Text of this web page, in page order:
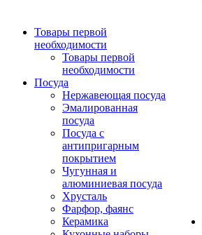
Товары первой
необходимости
Товары первой
необходимости
Посуда
Нержавеющая посуда
Эмалированная
посуда
Посуда с
антипригарным
покрытием
Чугунная и
алюминиевая посуда
Хрусталь
Фарфор, фаянс
Керамика